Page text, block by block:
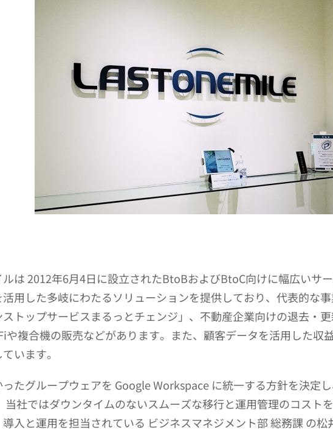
は 2012年6月4日に設立されたBtoBおよびBtoC向けに幅広いサ
用した多岐にわたるソリューションを提供しており、代表的な
トップサービスまるっとチェンジ」、不動産企業向けの退去・
や複合機の販売などがあります。また、顧客データを活用した収
います。
たグループウェアを Google Workspace に統一する方針を決定
当社ではダウンタイムのないスムーズな移行と運用管理のコスト
入と運用を担当されている ビジネスマネジメント部 総務課 の